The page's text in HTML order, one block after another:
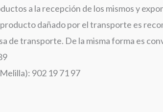
a la recepción de los mismos y
dañado por el transporte es
de transporte. De la misma forma es
902 19 71 97